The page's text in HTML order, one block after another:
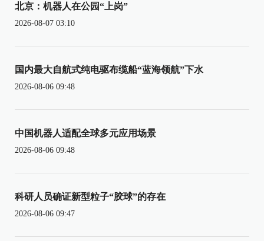
北京：机器人在公园“上岗”
2026-08-07 03:10
国内最大自航式纯电驱布缆船“蓝海领航”下水
2026-08-06 09:48
中国机器人适配全球多元应用场景
2026-08-06 09:48
科研人员确证新型粒子“胶球”的存在
2026-08-06 09:47